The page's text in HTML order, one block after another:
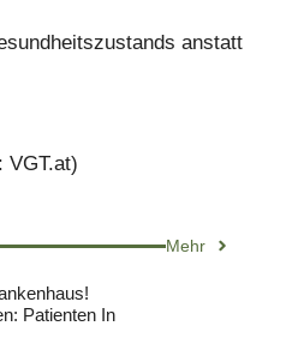
anstatt
VGT.at)
Mehr
Patienten In